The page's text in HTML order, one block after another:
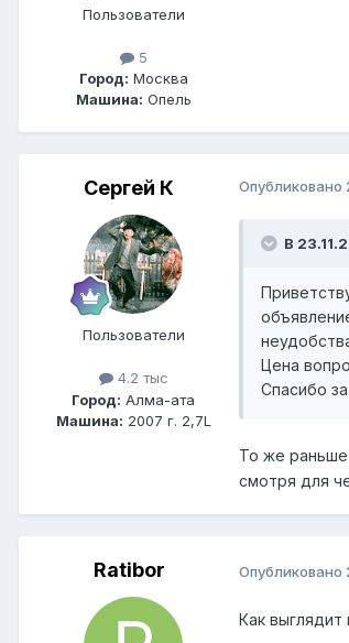
Пользователи
5
Город: Москва
Машина: Опель
Сергей К
Пользователи
4.2 тыс
Город: Алма-ата
Машина: 2007 г. 2,7L
Опубликовано
В
Цена
Спасибо
То же раньше
смотря для
Ratibor Опубликовано
Как